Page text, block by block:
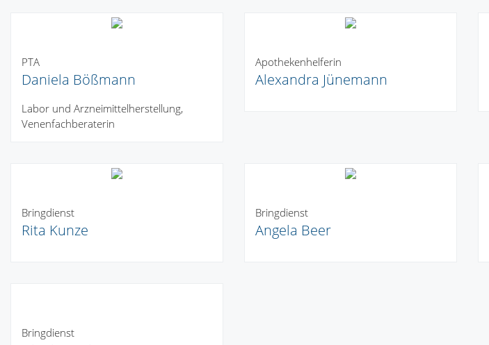
PTA
Daniela Bößmann
Labor und Arzneimittelherstellung,
Venenfachberaterin
Apothekenhelferin
Alexandra Jünemann
Bringdienst
Rita Kunze
Bringdienst
Angela Beer
Bringdienst